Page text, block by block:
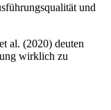
und
al. (2020) deuten
wirklich zu